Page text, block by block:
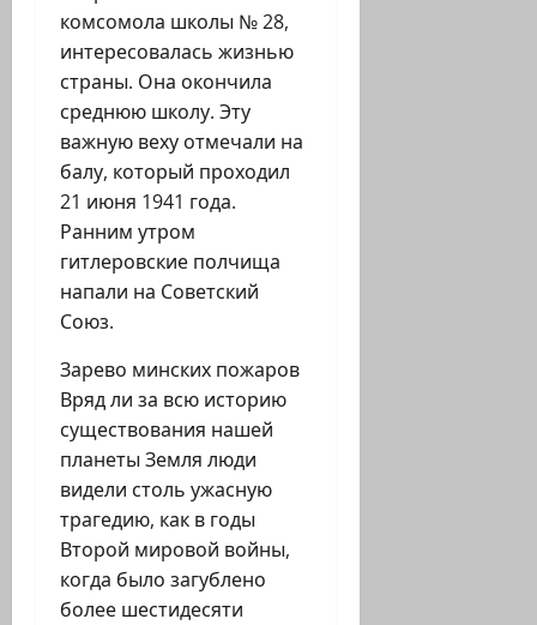
комсомола школы № 28,
интересовалась жизнью
страны. Она окончила
среднюю школу. Эту
важную веху отмечали на
балу, который проходил
21 июня 1941 года.
Ранним утром
гитлеровские полчища
напали на Советский
Союз.
Зарево минских пожаров
Вряд ли за всю историю
существования нашей
планеты Земля люди
видели столь ужасную
трагедию, как в годы
Второй мировой войны,
когда было загублено
более шестидесяти